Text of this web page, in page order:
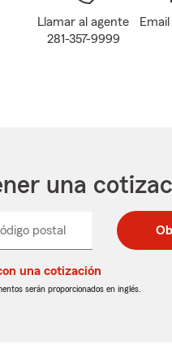
Llamar al agente
281-357-9999
una
postal
postal
de
postal
de
una cotización
serán proporcionados en inglés.